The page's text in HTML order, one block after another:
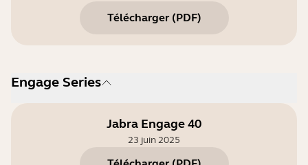
Télécharger (PDF)
Engage Series
Jabra Engage 40
23 juin 2025